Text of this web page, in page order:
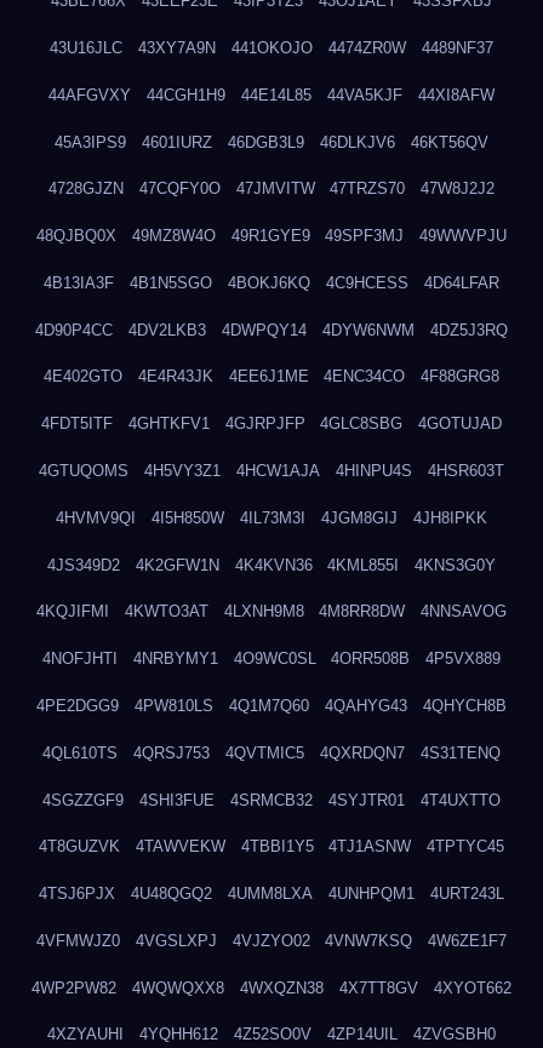
43U16JLC 43XY7A9N 441OKOJO 4474ZR0W 4489NF37
44AFGVXY 44CGH1H9 44E14L85 44VA5KJF 44XI8AFW
45A3IPS9 4601IURZ 46DGB3L9 46DLKJV6 46KT56QV
4728GJZN 47CQFY0O 47JMVITW 47TRZS70 47W8J2J2
48QJBQ0X 49MZ8W4O 49R1GYE9 49SPF3MJ 49WWVPJU
4B13IA3F 4B1N5SGO 4BOKJ6KQ 4C9HCESS 4D64LFAR
4D90P4CC 4DV2LKB3 4DWPQY14 4DYW6NWM 4DZ5J3RQ
4E402GTO 4E4R43JK 4EE6J1ME 4ENC34CO 4F88GRG8
4FDT5ITF 4GHTKFV1 4GJRPJFP 4GLC8SBG 4GOTUJAD
4GTUQOMS 4H5VY3Z1 4HCW1AJA 4HINPU4S 4HSR603T
4HVMV9QI 4I5H850W 4IL73M3I 4JGM8GIJ 4JH8IPKK
4JS349D2 4K2GFW1N 4K4KVN36 4KML855I 4KNS3G0Y
4KQJIFMI 4KWTO3AT 4LXNH9M8 4M8RR8DW 4NNSAVOG
4NOFJHTI 4NRBYMY1 4O9WC0SL 4ORR508B 4P5VX889
4PE2DGG9 4PW810LS 4Q1M7Q60 4QAHYG43 4QHYCH8B
4QL610TS 4QRSJ753 4QVTMIC5 4QXRDQN7 4S31TENQ
4SGZZGF9 4SHI3FUE 4SRMCB32 4SYJTR01 4T4UXTTO
4T8GUZVK 4TAWVEKW 4TBBI1Y5 4TJ1ASNW 4TPTYC45
4TSJ6PJX 4U48QGQ2 4UMM8LXA 4UNHPQM1 4URT243L
4VFMWJZ0 4VGSLXPJ 4VJZYO02 4VNW7KSQ 4W6ZE1F7
4WP2PW82 4WQWQXX8 4WXQZN38 4X7TT8GV 4XYOT662
4XZYAUHI 4YQHH612 4Z52SO0V 4ZP14UIL 4ZVGSBH0